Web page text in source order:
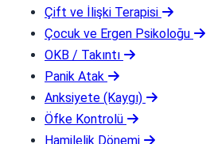
Çift ve İlişki Terapisi
Çocuk ve Ergen Psikoloğu
OKB / Takıntı
Panik Atak
Anksiyete (Kaygı)
Öfke Kontrolü
Hamilelik Dönemi